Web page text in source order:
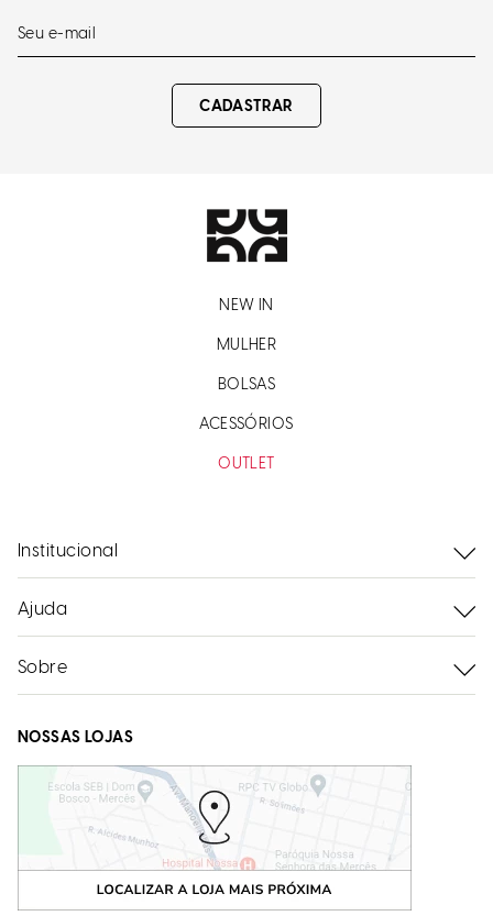
CADASTRAR
NEW IN
MULHER
BOLSAS
ACESSÓRIOS
OUTLET
Institucional
Ajuda
Sobre
NOSSAS LOJAS